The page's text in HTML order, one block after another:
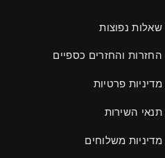
שאלות נפוצות
החזרות והחזרים כספיים
מדיניות פרטיות
תנאי השירות
מדיניות משלוחים